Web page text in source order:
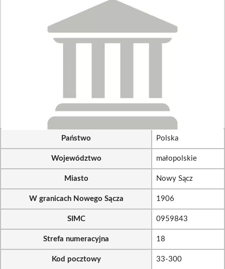
Państwo Polska
Województwo małopolskie
Miasto Nowy Sącz
W granicach Nowego Sącza 1906
SIMC 0959843
Strefa numeracyjna 18
Kod pocztowy 33-300